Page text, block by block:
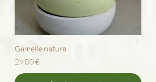
Gamelle nature
Prix
29,00 €